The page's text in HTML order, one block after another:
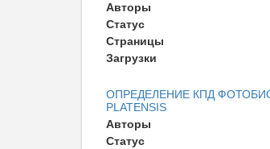
Авторы
Статус
Страницы
Загрузки
ОПРЕДЕЛЕНИЕ КПД
PLATENSIS
Авторы
Статус